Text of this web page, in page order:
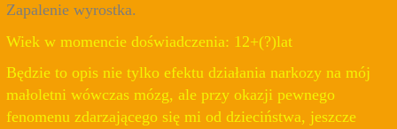
Zapalenie wyrostka.
Wiek w momencie doświadczenia: 12+(?)lat
Będzie to opis nie tylko efektu działania narkozy na mój
małoletni wówczas mózg, ale przy okazji pewnego
fenomenu zdarzającego się mi od dzieciństwa, jeszcze